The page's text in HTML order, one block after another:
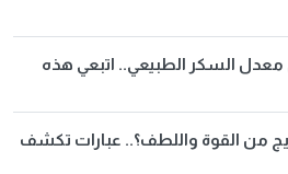
السكر الطبيعي.. اتبعي هذه
من القوة واللطف؟.. عبارات تكشف